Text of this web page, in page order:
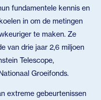
fundamentele kennis en
in om de metingen
te maken. Ze
van drie jaar 2,6 miljoen
Telescope,
Groeifonds.
extreme gebeurtenissen